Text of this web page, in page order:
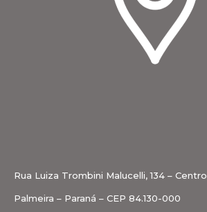
Rua Luiza Trombini Malucelli, 134 – Centro
Palmeira – Paraná – CEP 84.130-000